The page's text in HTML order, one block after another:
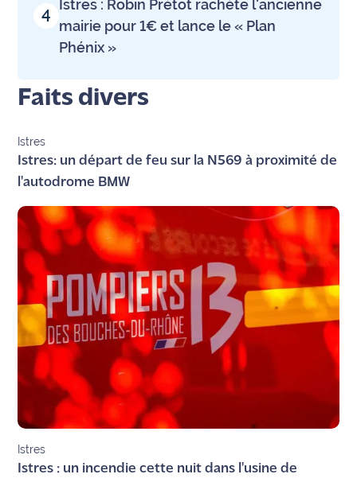
Ecouter
et voir
Qui
nous ?
annonceur
Recrutement
Mention
légales
Conditions
générales
d'utilisation du
site maritima.fr
Archives
4
Istres : Robin Prétot rachète l'ancienne
mairie pour 1€ et lance le « Plan
Phénix »
Faits divers
Istres
Istres: un départ de feu sur la N569 à proximité de
l'autodrome BMW
Istres
Istres : un incendie cette nuit dans l'usine de